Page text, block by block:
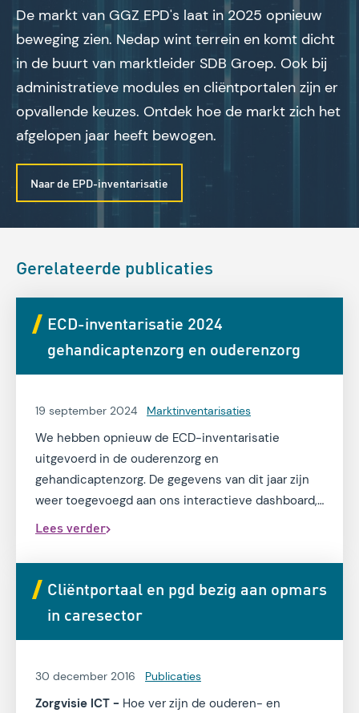
De markt van GGZ EPD's laat in 2025 opnieuw
beweging zien. Nedap wint terrein en komt dicht
in de buurt van marktleider SDB Groep. Ook bij
administratieve modules en cliëntportalen zijn er
opvallende keuzes. Ontdek hoe de markt zich het
afgelopen jaar heeft bewogen.
Naar de EPD-inventarisatie
Gerelateerde publicaties
ECD-inventarisatie 2024
gehandicaptenzorg en ouderenzorg
19 september 2024 Marktinventarisaties
We hebben opnieuw de ECD-inventarisatie
uitgevoerd in de ouderenzorg en
gehandicaptenzorg. De gegevens van dit jaar zijn
weer toegevoegd aan ons interactieve dashboard,
waarin je zoals altijd de vertrouwde overzichten
Lees verder
Cliëntportaal en pgd bezig aan opmars
in caresector
30 december 2016 Publicaties
Zorgvisie ICT - Hoe ver zijn de ouderen- en